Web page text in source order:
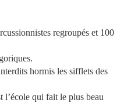
regroupés et 100
hormis les sifflets des
l’école qui fait le plus beau